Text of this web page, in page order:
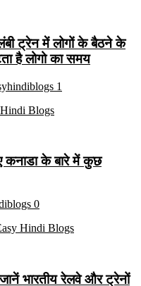
ट्रेन में लोगों के बैठने के
है लोगो का समय
1
के बारे में कुछ
0
भारतीय रेलवे और ट्रेनों